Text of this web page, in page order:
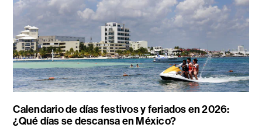
Calendario de días festivos y feriados en 2026:
¿Qué días se descansa en México?